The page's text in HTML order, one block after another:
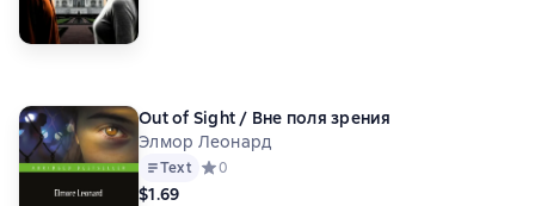
Out of Sight / Вне поля зрения
Элмор Леонард
Text Средний рейтинг 0 на основе 0 оценок
0
$1.69